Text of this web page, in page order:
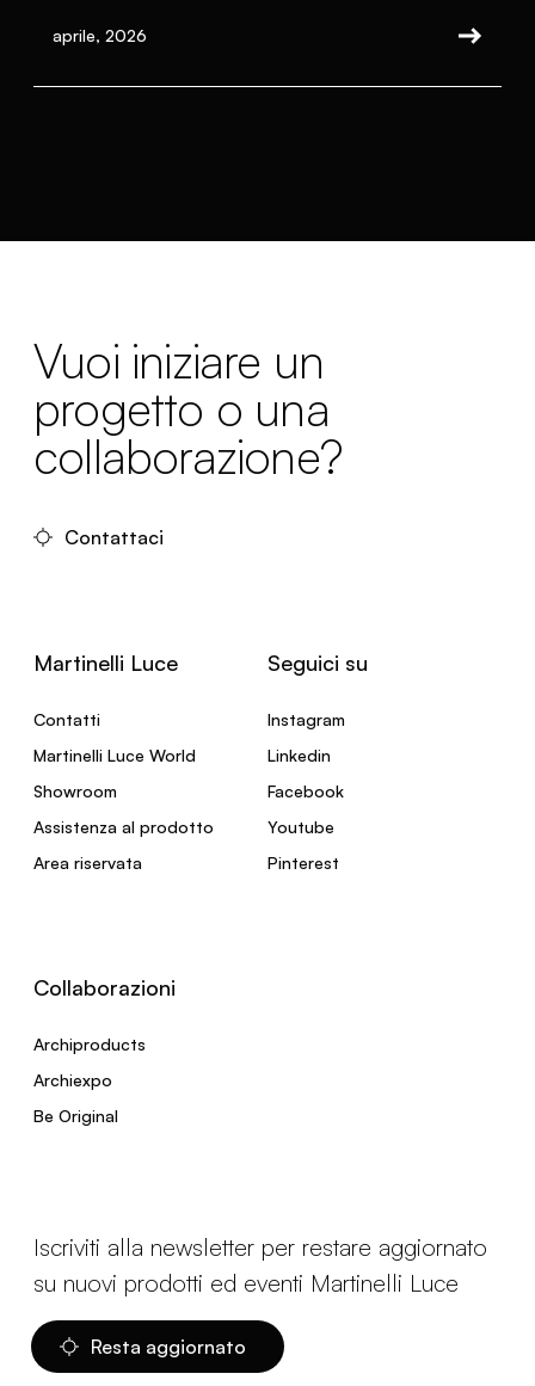
aprile, 2026
Vuoi iniziare un
progetto o una
collaborazione?
Contattaci
Martinelli Luce
Contatti
Martinelli Luce World
Showroom
Assistenza al prodotto
Area riservata
Seguici su
Instagram
Linkedin
Facebook
Youtube
Pinterest
Collaborazioni
Archiproducts
Archiexpo
Be Original
Iscriviti alla newsletter per restare aggiornato
su nuovi prodotti ed eventi Martinelli Luce
Resta aggiornato